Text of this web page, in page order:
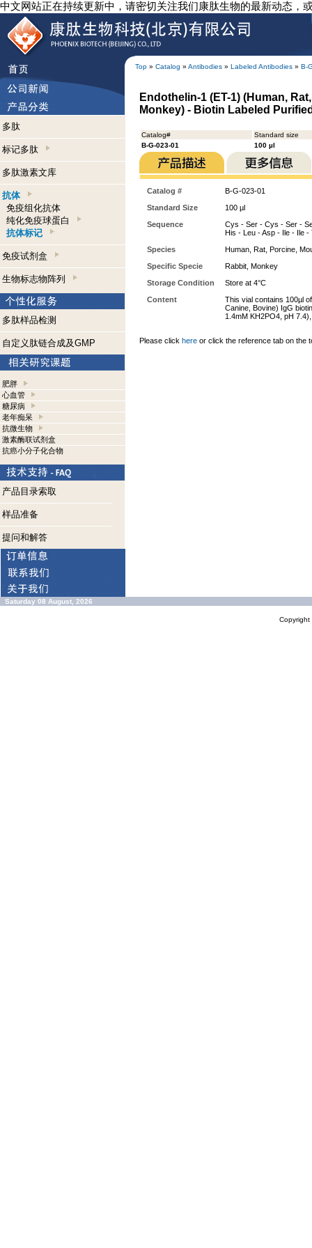
中文网站正在持续更新中，请密切关注我们康肽生物的最新动态，
Top » Catalog » Antibodies » Labeled Antibodies » B-
多肽
标记多肽
多肽激素文库
抗体
免疫组化抗体
纯化免疫球蛋白
抗体标记
免疫试剂盒
生物标志物阵列
多肽样品检测
自定义肽链合成及GMP
肥胖
心血管
糖尿病
老年痴呆
抗微生物
激素酶联试剂盒
抗癌小分子化合物
产品目录索取
样品准备
提问和解答
Endothelin-1 (ET-1) (Human,
Monkey) - Biotin Labeled
Catalog#
Standard size
B-G-023-01
100 µl
Catalog #
B-G-023-01
Standard Size
100 µl
Sequence
Cys - Ser - Cys - Ser -
His - Leu - Asp - Ile - Ile -
Species
Human, Rat, Porcine,
Specific Specie
Rabbit, Monkey
Storage Condition
Store at 4°C
Content
This vial contains 100µl
Canine, Bovine) IgG
1.4mM KH2PO4, pH
Please click here or click the reference tab on the
Saturday 08 August, 2026